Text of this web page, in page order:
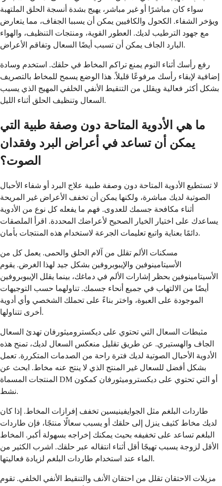
سواء كان مباشرًا أو غير مباشر، يهيج بشدة أنسجة الحلق الملتهبة
ويؤخر الشفاء. الكحول والكافيين يمكن أن يسببا الجفاف، مما يتعارض
مع جهود الترطيب لديك. العطور القوية، ومنتجات التنظيف، والهواء
البارد الجاف يمكن أن تسبب أيضًا السعال وتفاقم الأعراض.
رفع رأسك أثناء النوم يمنع تراكم المخاط في حلقك. استخدم وسادة
إضافية لإبقاء رأسك مرفوعًا قليلاً. هذا الوضع يسمح للمخاط بالتصريف
بشكل أكثر فعالية ويقلل من التنقيط الأنفي الخلفي المهيج الذي يسبب
السعال وتنظيف الحلق أثناء الليل.
ما هي الأدوية المتاحة دون وصفة طبية التي
يمكن أن تساعد في أعراض البرد وفقدان
الصوت؟
لا تستطيع الأدوية المتاحة دون وصفة طبية علاج البرد أو شفاء الأحبال
الصوتية لديك مباشرة، ولكنها يمكن أن تخفف الأعراض غير المريحة
أثناء مكافحة جسمك للعدوى. فهم ما يفعله كل نوع من الأدوية
يساعدك على اختيار الخيار الصحيح لأعراضك المحددة. اقرأ الملصقات
دائمًا بعناية واتبع تعليمات الجرعة لاستخدام هذه المنتجات بأمان.
مسكنات الألم تقلل من آلام الحلق والحمى. يعمل كل من
الأسيتامينوفين والإيبوبروفين بشكل جيد لهذا الغرض. يقوم
الأسيتامينوفين بحظر إشارات الألم في دماغك، بينما يقلل الإيبوبروفين
أيضًا من الالتهاب في جميع أنحاء جسمك. تناولهما حسب التوجيهات
الموجودة على العبوة، واختر بناءً على تحملك الشخصي وأي أدوية
أخرى تتناولها.
مثبطات السعال التي تحتوي على ديكستروميثورفان تهدئ السعال
الجاف والهستيري. عن طريق تقليل منعكس السعال لديك، تمنح هذه
الأدوية الأحبال الصوتية لديك فترة راحة من الصدمات المتكررة. تعمل
بشكل أفضل للسعال غير المنتج الذي لا ينتج عنه مخاط. ابحث عن
المنتجات المسماة DM أو التي تحتوي على ديكستروميثورفان كمكون
نشط.
طاردات البلغم مثل الجوايفينيسين تخفف إفرازات المخاط. إذا كان
لديك مخاط كثيف ينزل إلى حلقك أو يسبب سعالًا منتجًا، فإن طاردات
البلغم تساعد على تخفيفه بحيث يمكنك إخراجه بسهولة أكبر. المخاط
الأقل لزوجة يسبب تهيجًا أقل أثناء انتقاله عبر حلقك. اشرب الكثير من
الماء عند استخدام طاردات البلغم لزيادة فعاليتها.
مزيلات الاحتقان تقلل من احتقان الأنف والتنقيط الأنفي الخلفي. تقوم